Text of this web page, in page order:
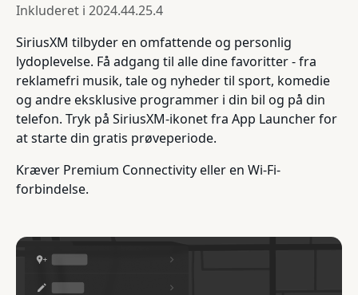
Inkluderet i 2024.44.25.4
SiriusXM tilbyder en omfattende og personlig
lydoplevelse. Få adgang til alle dine favoritter - fra
reklamefri musik, tale og nyheder til sport, komedie
og andre eksklusive programmer i din bil og på din
telefon. Tryk på SiriusXM-ikonet fra App Launcher for
at starte din gratis prøveperiode.
Kræver Premium Connectivity eller en Wi-Fi-
forbindelse.